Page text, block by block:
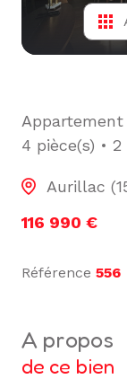
Appartement
4 pièce(s)
2
Aurillac
116 990 €
Référence 556
a propos
de ce bien